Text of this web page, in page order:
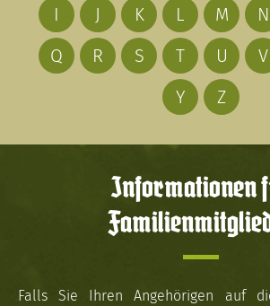
I
J K L M N
Q
R S T U V
Y
Z
Informationen
Falls Sie Ihren Angehörigen auf